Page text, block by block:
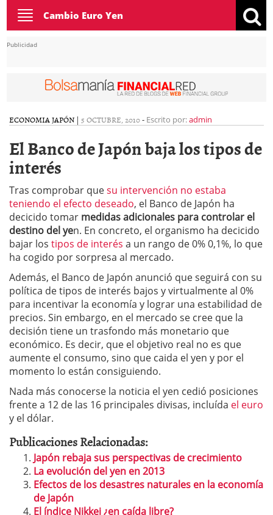
Toggle
navigation
Cambio Euro Yen
Publicidad
ECONOMIA JAPÓN | 5 OCTUBRE, 2010- Escrito por:admin
El Banco de Japón baja los tipos de
interés
Tras comprobar quesu intervención no estaba
teniendo el efecto deseado, el Banco de Japón ha
decicido tomar medidas adicionales para controlar el
destino del yen. En concreto, el organismo ha decicido
bajar los tipos de interés a un rango de 0% 0,1%, lo que
ha cogido por sorpresa al mercado.
Además, el Banco de Japón anunció que seguirá con su
política de tipos de interés bajos y virtualmente al 0%
para incentivar la economía y lograr una estabilidad de
precios. Sin embargo, en el mercado se cree que la
decisión tiene un trasfondo más monetario que
económico. Es decir, que el objetivo real no es que
aumente el consumo, sino que caida el yen y por el
momento lo están consiguiendo.
Nada más conocerse la noticia el yen cedió posiciones
frente a 12 de las 16 principales divisas, incluída el euro
y el dólar.
Publicaciones Relacionadas:
Japón rebaja sus perspectivas de crecimiento
La evolución del yen en 2013
Efectos de los desastres naturales en la economía
de Japón
El índice Nikkei ¿en caída libre?